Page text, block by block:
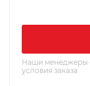
Наши менеджеры
условия заказа